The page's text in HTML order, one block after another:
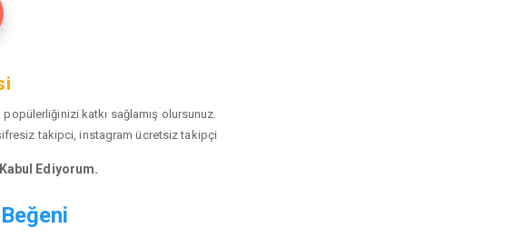
katkı sağlamış olursunuz.
takipci, instagram ücretsiz takipçi
Ediyorum.